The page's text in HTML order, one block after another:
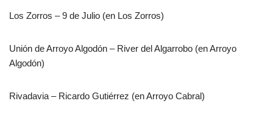
Los Zorros – 9 de Julio (en Los Zorros)
Unión de Arroyo Algodón – River del Algarrobo (en Arroyo
Algodón)
Rivadavia – Ricardo Gutiérrez (en Arroyo Cabral)